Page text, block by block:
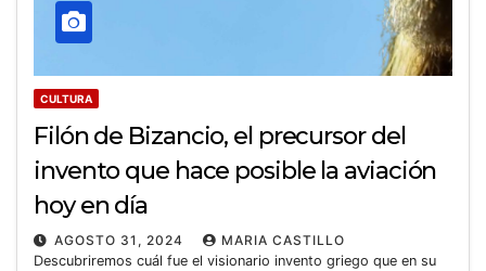
CULTURA
Filón de Bizancio, el precursor del
invento que hace posible la aviación
hoy en día
AGOSTO 31, 2024
MARIA CASTILLO
Descubriremos cuál fue el visionario invento griego que en su